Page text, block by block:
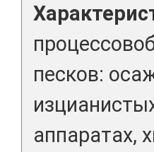
песков:
аппаратах,